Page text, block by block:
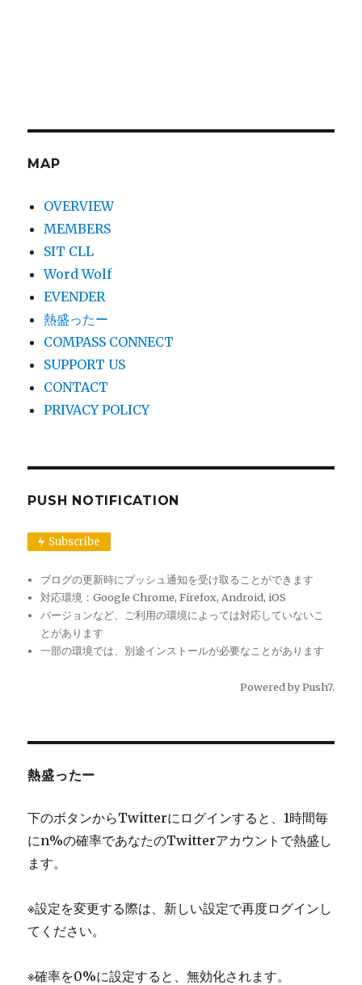
MAP
OVERVIEW
MEMBERS
SIT CLL
Word Wolf
EVENDER
熱盛ったー
COMPASS CONNECT
SUPPORT US
CONTACT
PRIVACY POLICY
PUSH NOTIFICATION
Subscribe
ブログの更新時にプッシュ通知を受け取ることができます
対応環境：Google Chrome, Firefox, Android, iOS
バージョンなど、ご利用の環境によっては対応していないこ
とがあります
一部の環境では、別途インストールが必要なことがあります
Powered byPush7.
熱盛ったー
下のボタンからTwitterにログインすると、1時間毎
にn%の確率であなたのTwitterアカウントで熱盛し
ます。
※設定を変更する際は、新しい設定で再度ログインし
てください。
※確率を0%に設定すると、無効化されます。